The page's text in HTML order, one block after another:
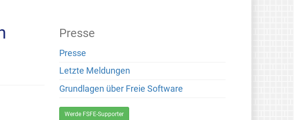
Presse
Presse
Letzte Meldungen
Grundlagen über Freie Software
Werde FSFE-Supporter